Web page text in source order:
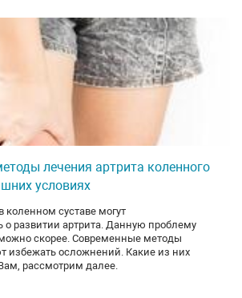
лечения артрита коленного
условиях
коленном суставе могут
о развитии артрита. Данную проблему
скорее. Современные методы
избежать осложнений. Какие из них
рассмотрим далее.